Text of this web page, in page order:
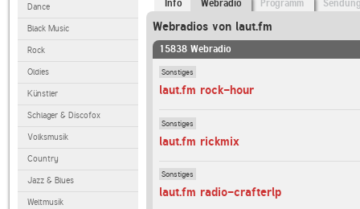
Dance
Black Music
Rock
Oldies
Künstler
Schlager & Discofox
Volksmusik
Country
Jazz & Blues
Weltmusik
Info Webradio Programm
Webradios von laut.fm
15838 Webradio
Sonstiges
laut.fm rock-hour
Sonstiges
laut.fm rickmix
Sonstiges
laut.fm radio-crafterlp